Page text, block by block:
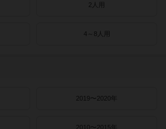
2人用
4～8人用
2019〜2020年
2010〜2015年